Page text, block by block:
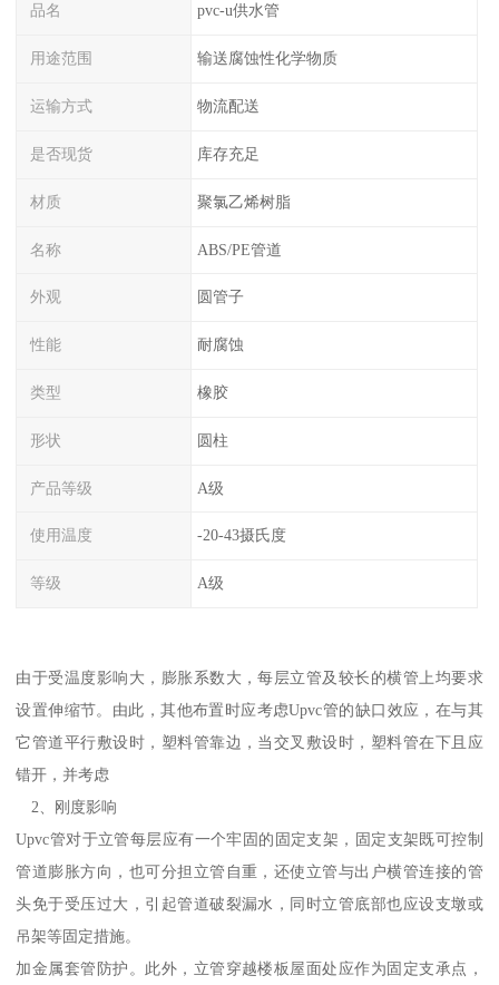
品名 pvc-u供水管
用途范围 输送腐蚀性化学物质
运输方式 物流配送
是否现货 库存充足
材质 聚氯乙烯树脂
名称 ABS/PE管道
外观 圆管子
性能 耐腐蚀
类型 橡胶
形状 圆柱
产品等级 A级
使用温度 -20-43摄氏度
等级 A级
由于受温度影响大，膨胀系数大，每层立管及较长的横管上均要求
设置伸缩节。由此，其他布置时应考虑Upvc管的缺口效应，在与其
它管道平行敷设时，塑料管靠边，当交叉敷设时，塑料管在下且应
错开，并考虑
2、刚度影响
Upvc管对于立管每层应有一个牢固的固定支架，固定支架既可控制
管道膨胀方向，也可分担立管自重，还使立管与出户横管连接的管
头免于受压过大，引起管道破裂漏水，同时立管底部也应设支墩或
吊架等固定措施。
加金属套管防护。此外，立管穿越楼板屋面处应作为固定支承点，